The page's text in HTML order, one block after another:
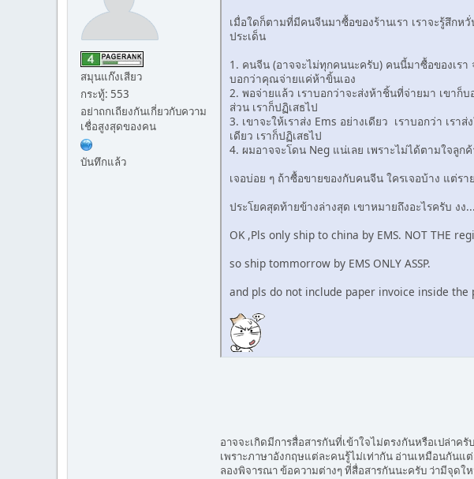
สมุนแก๊งเสียว
กระทู้: 553
อย่าถกเถียงกันเกี่ยวกับความ
เชื่อสูงสุดของคน
บันทึกแล้ว
เมื่อใดก็ตามที่มีคนจีนมาซื้อของร้านเรา เราจะรู้สึกห
ประเด็น
1. คนจีน (อาจจะไม่ทุกคนนะครับ) คนนี้มาซื้อของเร
บอกว่าคุณจ่ายแค่ห้าขิ้นเอง
2. พอจ่ายแล้ว เราบอกว่าจะส่งห้าชิ้นที่จ่ายมา เขาก็
ส่วน เราก็ปฏิเสธไป
3. เขาจะให้เราส่ง Ems อย่างเดียว เราบอกว่า เร
เดียว เราก็ปฏิเสธไป
4. ผมอาจจะโดน Neg แน่เลย เพราะไม่ได้ตามใจลูก
เจอบ่อย ๆ ถ้าซื้อขายของกับคนจีน ใครเจอบ้าง แต่ร
ประโยคสุดท้ายข้างล่างสุด เขาหมายถึงอะไรครับ งง...
OK ,Pls only ship to china by EMS. NOT THE
so ship tommorrow by EMS ONLY ASSP.
and pls do not include paper invoice inside the
อาจจะเกิดมีการสื่อสารกันที่เข้าใจไม่ตรงกันหรือเปล่าครั
เพราะภาษาอังกฤษแต่ละคนรู้ไม่เท่ากัน อ่านเหมือนกันแ
ลองพิจารณา ข้อความต่างๆ ที่สื่อสารกันนะครับ ว่ามีจุดใ